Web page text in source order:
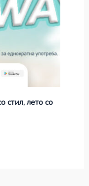
стил, лето со